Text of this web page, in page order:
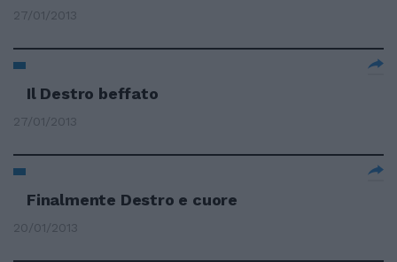
27/01/2013
Il Destro beffato
27/01/2013
Finalmente Destro e cuore
20/01/2013